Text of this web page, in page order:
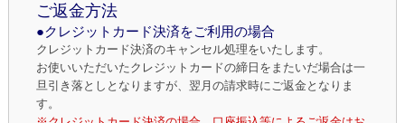
ご返金方法
●クレジットカード決済をご利用の場合
クレジットカード決済のキャンセル処理をいたします。
お使いいただいたクレジットカードの締日をまたいだ場合は一
旦引き落としとなりますが、翌月の請求時にご返金となりま
す。